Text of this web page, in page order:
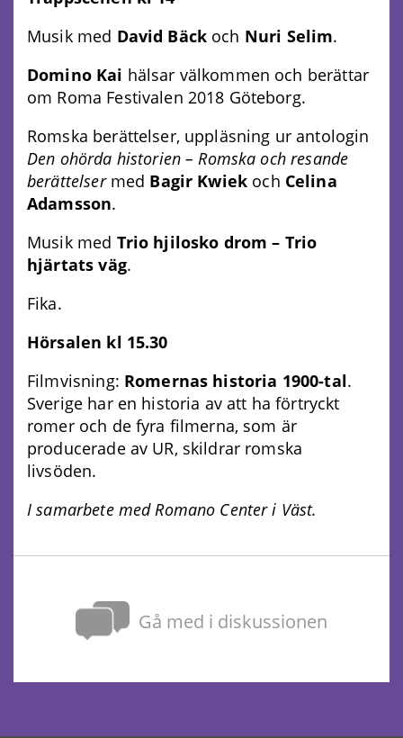
Musik med David Bäck och Nuri Selim.
Domino Kai hälsar välkommen och berättar
om Roma Festivalen 2018 Göteborg.
Romska berättelser, uppläsning ur antologin
Den ohörda historien – Romska och resande
berättelsermed Bagir Kwiek och Celina
Adamsson.
Musik med Trio hjilosko drom – Trio
hjärtats väg.
Fika.
Hörsalen kl 15.30
Filmvisning: Romernas historia 1900-tal.
Sverige har en historia av att ha förtryckt
romer och de fyra filmerna, som är
producerade av UR, skildrar romska
livsöden.
I samarbete med Romano Center i Väst.
Gå med i diskussionen